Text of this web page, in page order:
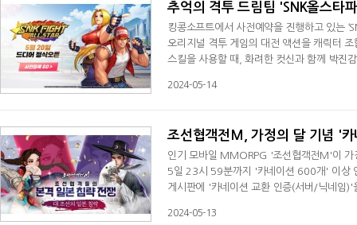
추억의 격투 드림팀 'SNK올스타
킹콩소프트에서 사전예약을 진행하고 있는
오리지널 격투 게임의 대전 액션을 캐릭터
스킬을 사용할 때, 화려한 컷신과 함께 박진
을 떠올리게 하는 요소들도 찾아볼 수 있다
2024-05-14
조선협객전M, 가정의 달 기념 '
인기 모바일 MMORPG '조선협객전M'이
5일 23시 59분까지 '카네이션 600개' 이상
게시판에 '카네이션 교환 인증(서버/닉네임
쿠오카성 초기화권', '엽전교환권(1,000만)'
2024-05-13